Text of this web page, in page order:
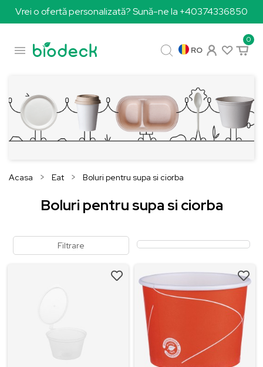
Vrei o ofertă personalizată? Sună-ne la +40374336850

0
RO
Acasa Eat Boluri pentru supa si ciorba
Boluri pentru supa si ciorba
Filtrare